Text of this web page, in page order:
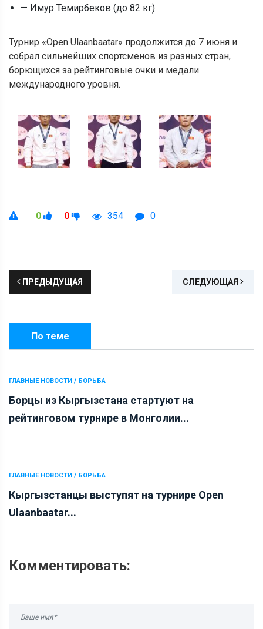
— Имур Темирбеков (до 82 кг).
Турнир «Open Ulaanbaatar» продолжится до 7 июня и
собрал сильнейших спортсменов из разных стран,
борющихся за рейтинговые очки и медали
международного уровня.
0 0 354 0
ПРЕДЫДУЩАЯ СЛЕДУЮЩАЯ
По теме
ГЛАВНЫЕ НОВОСТИ / БОРЬБА
Борцы из Кыргызстана стартуют на
рейтинговом турнире в Монголии...
ГЛАВНЫЕ НОВОСТИ / БОРЬБА
Кыргызстанцы выступят на турнире Open
Ulaanbaatar...
Комментировать: